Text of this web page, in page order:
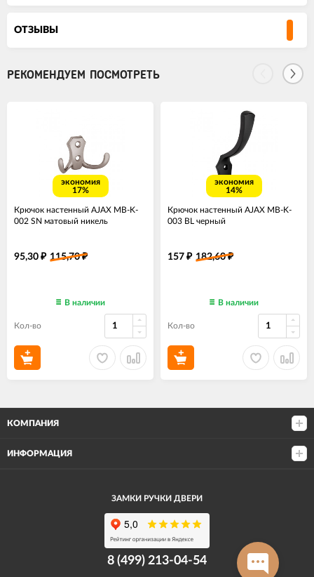
ОТЗЫВЫ
РЕКОМЕНДУЕМ ПОСМОТРЕТЬ
экономия
17%
Крючок настенный AJAX MB-K-
002 SN матовый никель
95,30 ₽ 115,70₽
В наличии
Кол-во
экономия
14%
Крючок настенный AJAX MB-K-
003 BL черный
157 ₽ 182,60₽
В наличии
Кол-во
КОМПАНИЯ
ИНФОРМАЦИЯ
ЗАМКИ РУЧКИ ДВЕРИ
8 (499) 213-04-54​